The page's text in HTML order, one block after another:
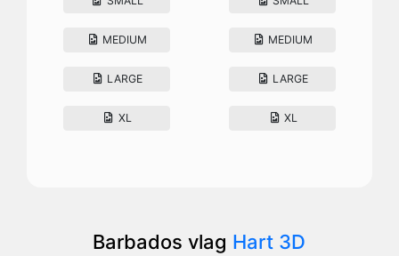
MEDIUM
LARGE
XL
MEDIUM
LARGE
XL
Barbados vlag Hart 3D